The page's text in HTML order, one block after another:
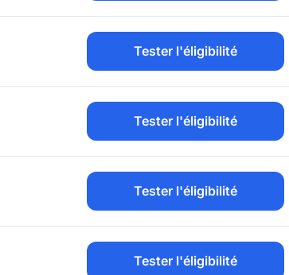
Tester l'éligibilité
Tester l'éligibilité
Tester l'éligibilité
Tester l'éligibilité